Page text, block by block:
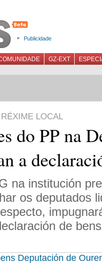
Publicidade
GZ-EXT
LOCAL
do PP na
a
na institución
os deputados
de
Deputación de